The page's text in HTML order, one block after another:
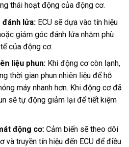
thái hoạt động của động cơ.
lửa:ECU sẽ dựa vào tín hiệu
giảm góc đánh lửa nhằm phù
của động cơ.
liệu phun: Khi động cơ còn lạnh,
thời gian phun nhiên liệu để hỗ
máy nhanh hơn. Khi động cơ đã
sẽ tự động giảm lại để tiết kiệm
động cơ: Cảm biến sẽ theo dõi
và truyền tín hiệu đến ECU để điều